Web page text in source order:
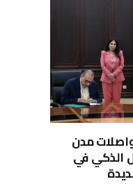
مدن
الذكي في